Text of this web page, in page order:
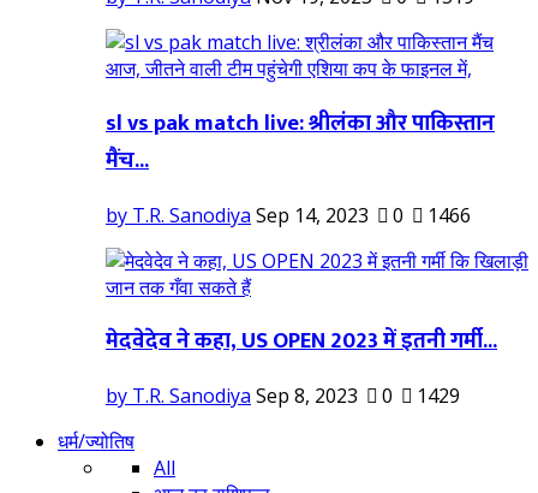
sl vs pak match live: श्रीलंका और पाकिस्तान
मैंच...
by T.R. Sanodiya Sep 14, 2023 0 1466
मेदवेदेव ने कहा, US OPEN 2023 में इतनी गर्मी...
by T.R. Sanodiya Sep 8, 2023 0
1429
धर्म/ज्योतिष
All